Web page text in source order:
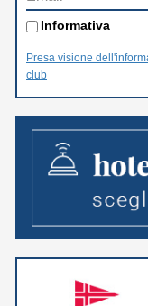
Informativa *
Informativa
Presa visione
club